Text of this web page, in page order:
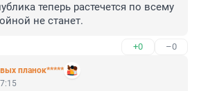
теперь растечется по всему
не станет.
+0 –0
планок*****